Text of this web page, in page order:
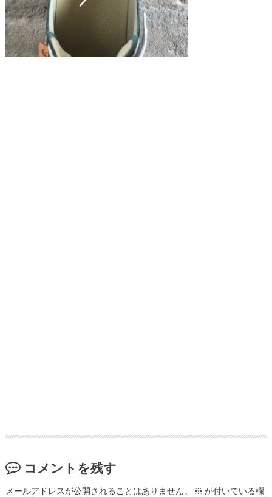
コメントを残す
メールアドレスが公開されることはありません。 ※ が付いている欄